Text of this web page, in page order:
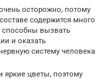
осторожно, потому
содержится много
способны вызвать
и оказать
систему человека
яркие цветы, поэтому